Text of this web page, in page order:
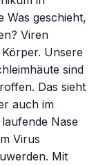
Was geschieht,
Viren
Unsere
sind
Das sieht
auch im
Nase
Virus
Mit